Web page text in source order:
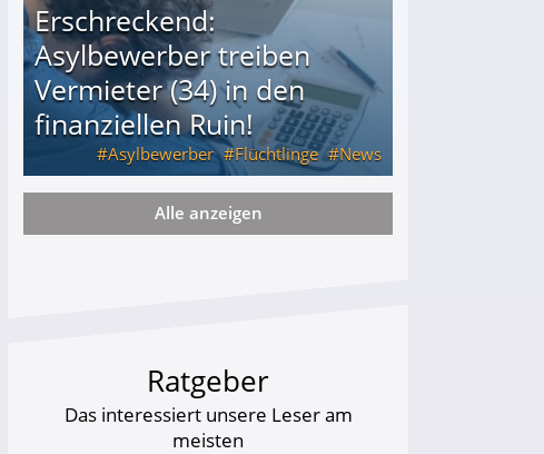
Erschreckend:
Asylbewerber treiben
Vermieter (34) in den
finanziellen Ruin!
Asylbewerber Flüchtlinge News
(34) in den finanziellen Ruin!
Alle anzeigen
Ratgeber
Das interessiert unsere Leser am
meisten